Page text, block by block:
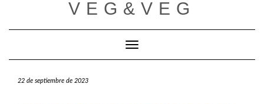
contenido
VEG&VEG
Cambiar modo de navegación
22 de septiembre de 2023